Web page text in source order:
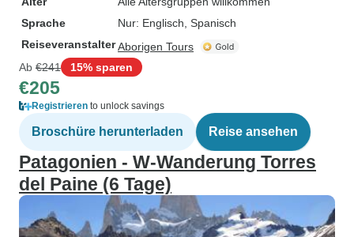
Sprache
Nur: Englisch, Spanisch
ReiseveranstalterAborigen Tours
Ab €241 15% sparen
€205
Registrieren to unlock savings
Broschüre herunterladen Reise ansehen
Patagonien - W-Wanderung Torres
del Paine (6 Tage)